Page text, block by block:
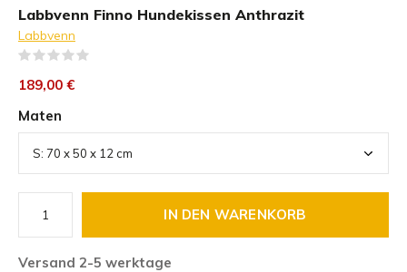
Labbvenn Finno Hundekissen Anthrazit
Labbvenn
189,00 €
Maten
IN DEN WARENKORB
Versand 2-5 werktage